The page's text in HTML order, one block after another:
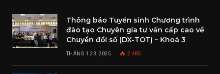
Thông báo Tuyển sinh Chương trình
đào tạo Chuyên gia tư vấn cấp cao về
Chuyển đổi số (DX-TOT) – Khoá 3
THÁNG 1 23, 2025 2.485